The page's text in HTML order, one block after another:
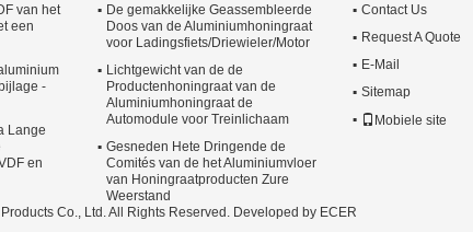
van het
een
-
Lange
en
De gemakkelijke Geassembleerde
Doos van de Aluminiumhoningraat
voor Ladingsfiets/Driewieler/Motor
Lichtgewicht van de de
Productenhoningraat van de
Aluminiumhoningraat de
Automodule voor Treinlichaam
Gesneden Hete Dringende de
Comités van de het Aluminiumvloer
van Honingraatproducten Zure
Weerstand
Contact Us
Request A Quote
E-Mail
Sitemap
Mobiele site
Co., Ltd. All Rights Reserved. Developed by ECER